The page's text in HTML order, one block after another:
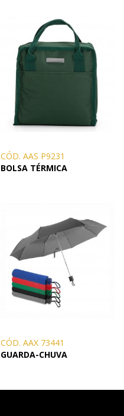
CÓD. AAS P9231
BOLSA TÉRMICA
CÓD. AAX 73441
GUARDA-CHUVA